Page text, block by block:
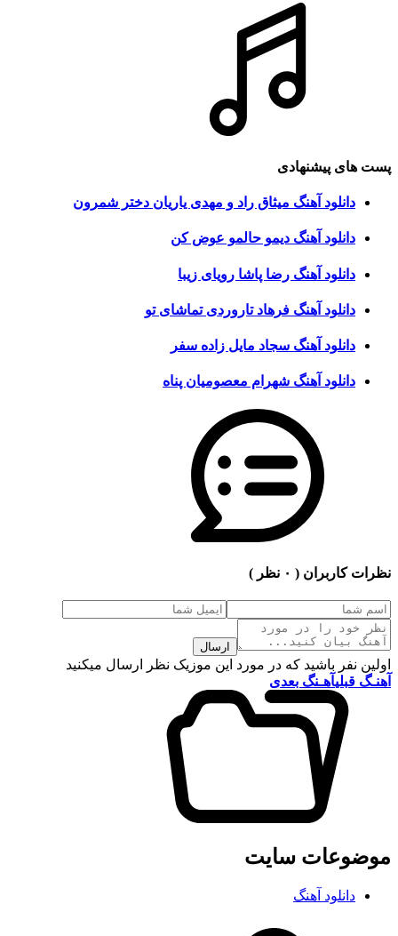
پست های پیشنهادی
دانلود آهنگ میثاق راد و مهدی یاریان دختر شمرون
دانلود آهنگ دیمو حالمو عوض کن
دانلود آهنگ رضا پاشا رویای زیبا
دانلود آهنگ فرهاد تاروردی تماشای تو
دانلود آهنگ سجاد مایل زاده سفر
دانلود آهنگ شهرام معصومیان پناه
نظرات کاربران ( ۰ نظر )
ارسال
اولین نفر باشید که در مورد این موزیک نظر ارسال میکنید
آهنـگ قبلیآهـنگ بعدی
موضوعات سایت
دانلود آهنگ